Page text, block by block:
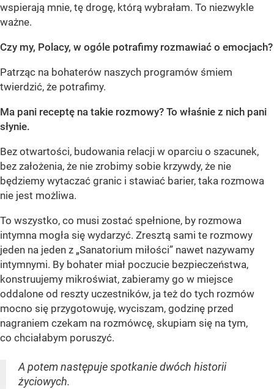
wspierają mnie, tę drogę, którą wybrałam. To niezwykle
ważne.
Czy my, Polacy, w ogóle potrafimy rozmawiać o emocjach?
Patrząc na bohaterów naszych programów śmiem
twierdzić, że potrafimy.
Ma pani receptę na takie rozmowy? To właśnie z nich pani
słynie.
Bez otwartości, budowania relacji w oparciu o szacunek,
bez założenia, że nie zrobimy sobie krzywdy, że nie
będziemy wytaczać granic i stawiać barier, taka rozmowa
nie jest możliwa.
To wszystko, co musi zostać spełnione, by rozmowa
intymna mogła się wydarzyć. Zresztą sami te rozmowy
jeden na jeden z „Sanatorium miłości” nawet nazywamy
intymnymi. By bohater miał poczucie bezpieczeństwa,
konstruujemy mikroświat, zabieramy go w miejsce
oddalone od reszty uczestników, ja też do tych rozmów
mocno się przygotowuję, wyciszam, godzinę przed
nagraniem czekam na rozmówcę, skupiam się na tym,
co chciałabym poruszyć.
A potem następuje spotkanie dwóch historii
życiowych.